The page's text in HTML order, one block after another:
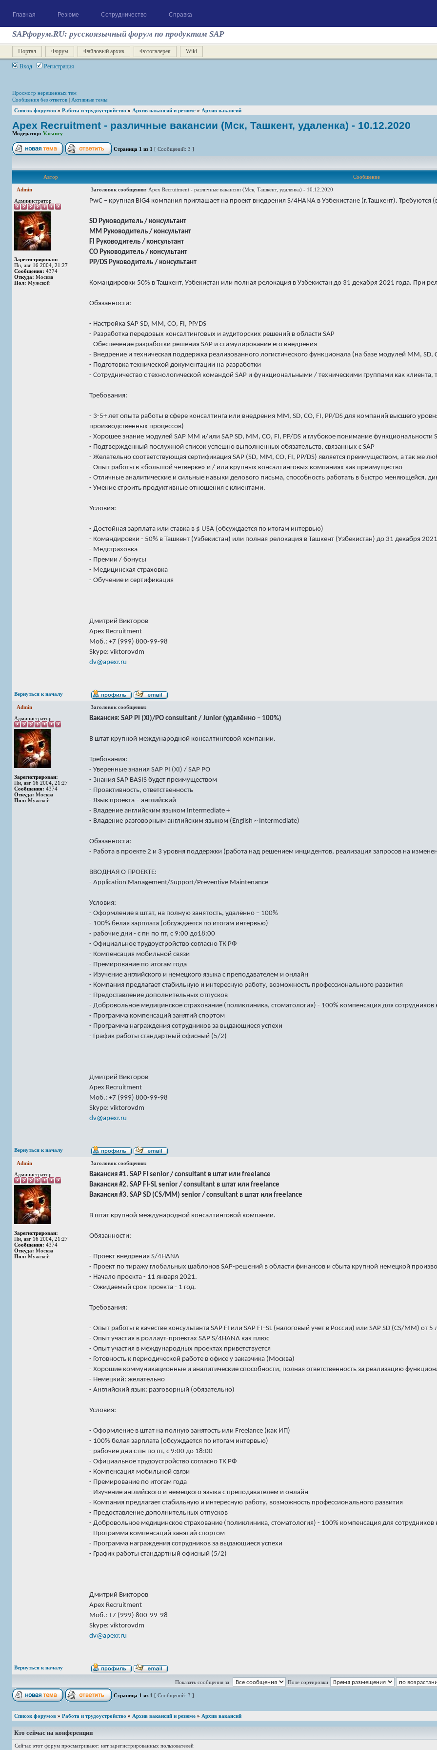
Главная Резюме Сотрудничество Справка
SAPфорум.RU: русскоязычный форум по продуктам SAP
Портал Форум Файловый архив Фотогалерея Wiki
Вход Регистрация
Просмотр нерешенных тем
Сообщения без ответов | Активные темы
Список форумов » Работа и трудоустройство » Архив вакансий и резюме » Архив вакансий
Apex Recruitment - различные вакансии (Мск, Ташкент, удаленка) - 10.12.2020
Модератор: Vacancy
Страница 1 из 1 [ Сообщений: 3 ]
Автор Сообщение
Admin Заголовок сообщения: Apex Recruitment - различные вакансии (Мск, Ташкент, удаленка) - 10.12.2020
Администратор
Зарегистрирован:
Пн, авг 16 2004, 21:27
Сообщения: 4374
Откуда: Москва
Пол: Мужской
PwC – крупная BIG4 компания приглашает на проект внедрения S/4HANA в Узбекистане (г.Ташкент). Требуются
SD Руководитель / консультант
MM Руководитель / консультант
FI Руководитель / консультант
CO Руководитель / консультант
PP/DS Руководитель / консультант
Командировки 50% в Ташкент, Узбекистан или полная релокация в Узбекистан до 31 декабря 2021 года. При
Обязанности:
- Настройка SAP SD, MM, CO, FI, PP/DS
- Разработка передовых консалтинговых и аудиторских решений в области SAP
- Обеспечение разработки решения SAP и стимулирование его внедрения
- Внедрение и техническая поддержка реализованного логистического функционала (на базе модулей MM,
- Подготовка технической документации на разработки
- Сотрудничество с технологической командой SAP и функциональными / техническими группами как клиента,
Требования:
- 3-5+ лет опыта работы в сфере консалтинга или внедрения MM, SD, CO, FI, PP/DS для компаний высшего
производственных процессов)
- Хорошее знание модулей SAP MM и/или SAP SD, MM, CO, FI, PP/DS и глубокое понимание функциональности
- Подтвержденный послужной список успешно выполненных обязательств, связанных с SAP
- Желательно соответствующая сертификация SAP (SD, MM, CO, FI, PP/DS) является преимуществом, а так же
- Опыт работы в «большой четверке» и / или крупных консалтинговых компаниях как преимущество
- Отличные аналитические и сильные навыки делового письма, способность работать в быстро меняющейся,
- Умение строить продуктивные отношения с клиентами.
Условия:
- Достойная зарплата или ставка в $ USA (обсуждается по итогам интервью)
- Командировки - 50% в Ташкент (Узбекистан) или полная релокация в Ташкент (Узбекистан) до 31 декабря
- Медстраховка
- Премии / бонусы
- Медицинская страховка
- Обучение и сертификация
Дмитрий Викторов
Apex Recruitment
Моб.: +7 (999) 800-99-98
Skype: viktorovdm
dv@apexr.ru
Вернуться к началу
Admin Заголовок сообщения:
Администратор
Зарегистрирован:
Пн, авг 16 2004, 21:27
Сообщения: 4374
Откуда: Москва
Пол: Мужской
Вакансия: SAP PI (XI)/PO consultant / Junior (удалённо – 100%)
В штат крупной международной консалтинговой компании.
Требования:
- Уверенные знания SAP PI (XI) / SAP PO
- Знания SAP BASIS будет преимуществом
- Проактивность, ответственность
- Язык проекта – английский
- Владение английским языком Intermediate +
- Владение разговорным английским языком (English ~ Intermediate)
Обязанности:
- Работа в проекте 2 и 3 уровня поддержки (работа над решением инцидентов, реализация запросов на
ВВОДНАЯ О ПРОЕКТЕ:
- Application Management/Support/Preventive Maintenance
Условия:
- Оформление в штат, на полную занятость, удалённо – 100%
- 100% белая зарплата (обсуждается по итогам интервью)
- рабочие дни - с пн по пт, с 9:00 до18:00
- Официальное трудоустройство согласно ТК РФ
- Компенсация мобильной связи
- Премирование по итогам года
- Изучение английского и немецкого языка с преподавателем и онлайн
- Компания предлагает стабильную и интересную работу, возможность профессионального развития
- Предоставление дополнительных отпусков
- Добровольное медицинское страхование (поликлиника, стоматология) - 100% компенсация для
- Программа компенсаций занятий спортом
- Программа награждения сотрудников за выдающиеся успехи
- График работы стандартный офисный (5/2)
Дмитрий Викторов
Apex Recruitment
Моб.: +7 (999) 800-99-98
Skype: viktorovdm
dv@apexr.ru
Вернуться к началу
Admin Заголовок сообщения:
Администратор
Зарегистрирован:
Пн, авг 16 2004, 21:27
Сообщения: 4374
Откуда: Москва
Пол: Мужской
Вакансия #1. SAP FI senior / consultant в штат или freelance
Вакансия #2. SAP FI-SL senior / consultant в штат или freelance
Вакансия #3. SAP SD (CS/MM) senior / consultant в штат или freelance
В штат крупной международной консалтинговой компании.
Обязанности:
- Проект внедрения S/4HANA
- Проект по тиражу глобальных шаблонов SAP-решений в области финансов и сбыта крупной немецкой
- Начало проекта - 11 января 2021.
- Ожидаемый срок проекта - 1 год.
Требования:
- Опыт работы в качестве консультанта SAP FI или SAP FI–SL (налоговый учет в России) или SAP SD (CS/MM) от 5
- Опыт участия в роллаут-проектах SAP S/4HANA как плюс
- Опыт участия в международных проектах приветствуется
- Готовность к периодической работе в офисе у заказчика (Москва)
- Хорошие коммуникационные и аналитические способности, полная ответственность за реализацию
- Немецкий: желательно
- Английский язык: разговорный (обязательно)
Условия:
- Оформление в штат на полную занятость или Freelance (как ИП)
- 100% белая зарплата (обсуждается по итогам интервью)
- рабочие дни с пн по пт, с 9:00 до 18:00
- Официальное трудоустройство согласно ТК РФ
- Компенсация мобильной связи
- Премирование по итогам года
- Изучение английского и немецкого языка с преподавателем и онлайн
- Компания предлагает стабильную и интересную работу, возможность профессионального развития
- Предоставление дополнительных отпусков
- Добровольное медицинское страхование (поликлиника, стоматология) - 100% компенсация для
- Программа компенсаций занятий спортом
- Программа награждения сотрудников за выдающиеся успехи
- График работы стандартный офисный (5/2)
Дмитрий Викторов
Apex Recruitment
Моб.: +7 (999) 800-99-98
Skype: viktorovdm
dv@apexr.ru
Вернуться к началу
Показать сообщения за: Поле сортировки
Страница 1 из 1 [ Сообщений: 3 ]
Список форумов » Работа и трудоустройство » Архив вакансий и резюме » Архив вакансий
Кто сейчас на конференции
Сейчас этот форум просматривают: нет зарегистрированных пользователей